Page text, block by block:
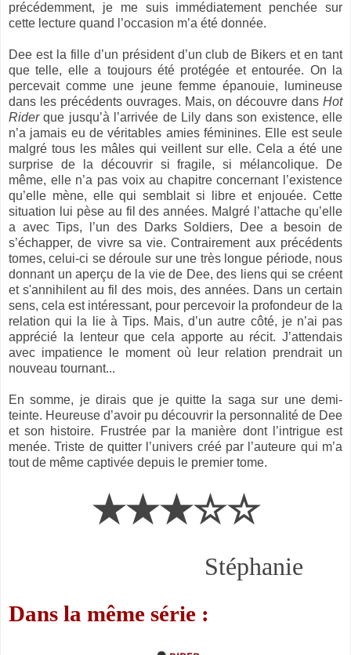
précédemment, je me suis immédiatement penchée sur
cette lecture quand l’occasion m’a été donnée.
Dee est la fille d’un président d’un club de Bikers et en tant
que telle, elle a toujours été protégée et entourée. On la
percevait comme une jeune femme épanouie, lumineuse
dans les précédents ouvrages. Mais, on découvre dans Hot
Riderque jusqu’à l’arrivée de Lily dans son existence, elle
n’a jamais eu de véritables amies féminines. Elle est seule
malgré tous les mâles qui veillent sur elle. Cela a été une
surprise de la découvrir si fragile, si mélancolique. De
même, elle n’a pas voix au chapitre concernant l’existence
qu’elle mène, elle qui semblait si libre et enjouée. Cette
situation lui pèse au fil des années. Malgré l’attache qu’elle
a avec Tips, l’un des Darks Soldiers, Dee a besoin de
s’échapper, de vivre sa vie. Contrairement aux précédents
tomes, celui-ci se déroule sur une très longue période, nous
donnant un aperçu de la vie de Dee, des liens qui se créent
et s'annihilent au fil des mois, des années. Dans un certain
sens, cela est intéressant, pour percevoir la profondeur de la
relation qui la lie à Tips. Mais, d’un autre côté, je n’ai pas
apprécié la lenteur que cela apporte au récit. J’attendais
avec impatience le moment où leur relation prendrait un
nouveau tournant...
En somme, je dirais que je quitte la saga sur une demi-
teinte. Heureuse d’avoir pu découvrir la personnalité de Dee
et son histoire. Frustrée par la manière dont l’intrigue est
menée. Triste de quitter l’univers créé par l’auteure qui m’a
tout de même captivée depuis le premier tome.
★★★☆☆
Stéphanie
Dans la même série :